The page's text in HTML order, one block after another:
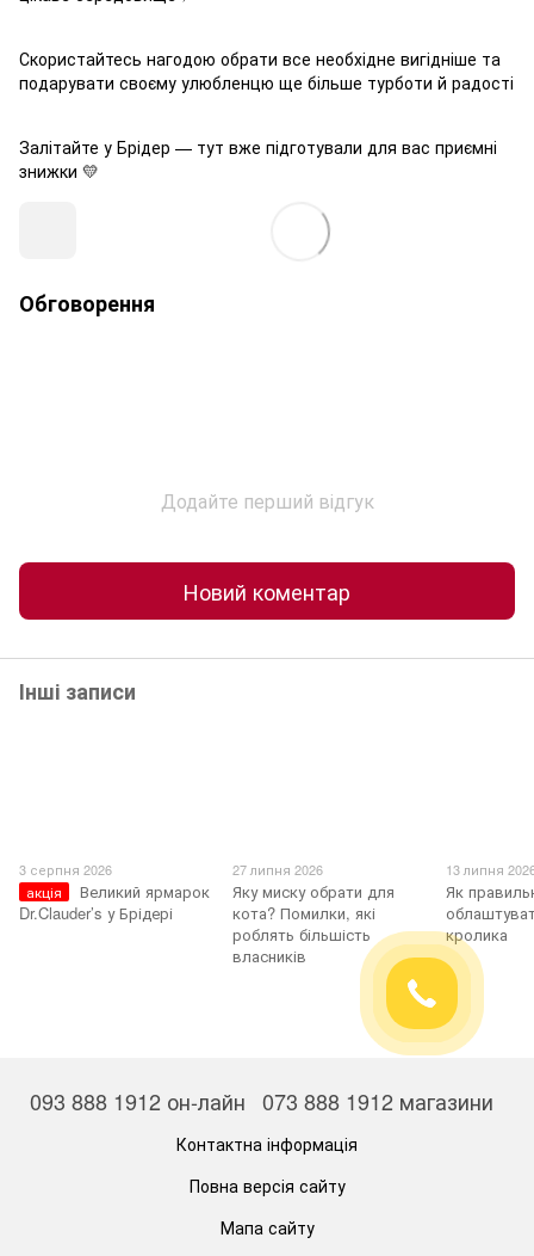
Скористайтесь нагодою обрати все необхідне вигідніше та
подарувати своєму улюбленцю ще більше турботи й радості
Залітайте у Брідер — тут вже підготували для вас приємні
знижки 💛
Обговорення
Додайте перший відгук
Новий коментар
Інші записи
3 серпня 2026
акція
Великий ярмарок
Dr.Clauder’s у Брідері
27 липня 2026
Яку миску обрати для
кота? Помилки, які
роблять більшість
власників
13 липня
Як
кролика
093 888 1912 он-лайн 073 888 1912 магазини
Контактна інформація
Повна версія сайту
Мапа сайту